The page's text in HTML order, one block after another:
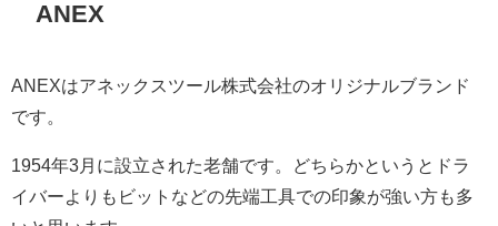
ANEX
ANEXはアネックスツール株式会社のオリジナルブランド
です。
1954年3月に設立された老舗です。どちらかというとドラ
イバーよりもビットなどの先端工具での印象が強い方も多